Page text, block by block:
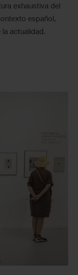
exhaustiva del
español,
actualidad.